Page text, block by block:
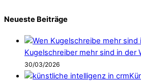
Neueste Beiträge
Kugelschreiber mehr sind in der
30/03/2026